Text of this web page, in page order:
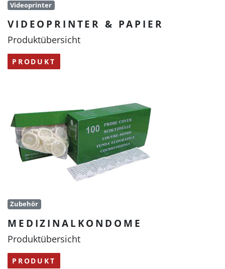
Videoprinter
VIDEOPRINTER & PAPIER
Produktübersicht
PRODUKT
Zubehör
MEDIZINALKONDOME
Produktübersicht
PRODUKT